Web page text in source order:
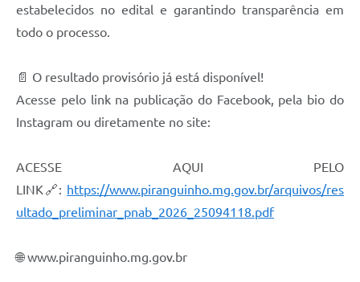
estabelecidos no edital e garantindo transparência em
todo o processo.
📄 O resultado provisório já está disponível!
Acesse pelo link na publicação do Facebook, pela bio do
Instagram ou diretamente no site:
ACESSE AQUI PELO
LINK🔗: https://www.piranguinho.mg.gov.br/arquivos/res
ultado_preliminar_pnab_2026_25094118.pdf
🌐 www.piranguinho.mg.gov.br